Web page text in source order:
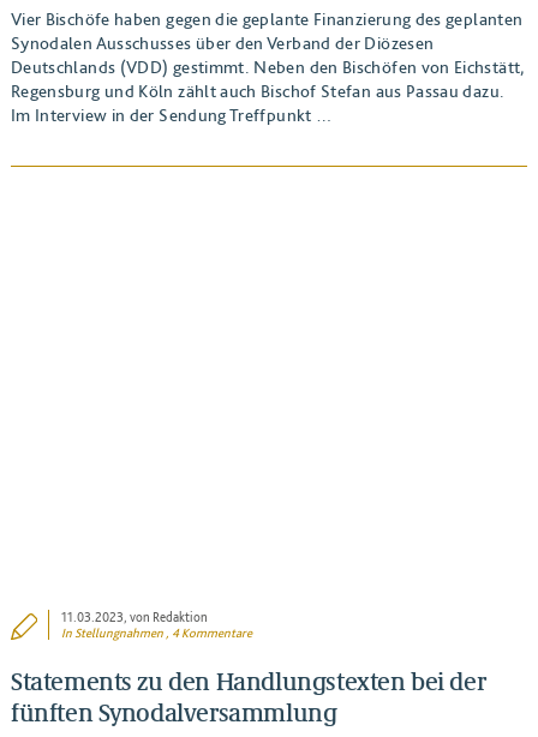
Vier Bischöfe haben gegen die geplante Finanzierung des geplanten
Synodalen Ausschusses über den Verband der Diözesen
Deutschlands (VDD) gestimmt. Neben den Bischöfen von Eichstätt,
Regensburg und Köln zählt auch Bischof Stefan aus Passau dazu.
Im Interview in der Sendung Treffpunkt …
11.03.2023, von Redaktion
In Stellungnahmen , 4 Kommentare
Statements zu den Handlungstexten bei der
fünften Synodalversammlung